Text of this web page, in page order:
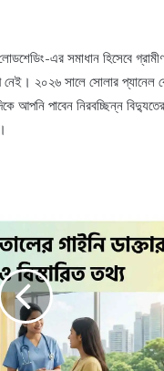
লোডশেডিং-এর সমাধান হিসেবে
নেই। ২০২৬ সালে সোলার
আপনি পাবেন নিরবচ্ছিন্ন